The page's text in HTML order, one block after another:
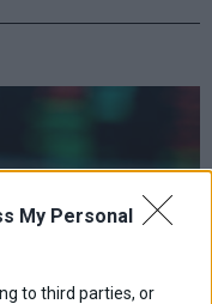
My Personal
to third parties, or